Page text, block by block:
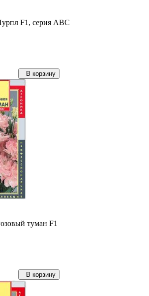
F1, серия ABC
В корзину
туман F1
В корзину